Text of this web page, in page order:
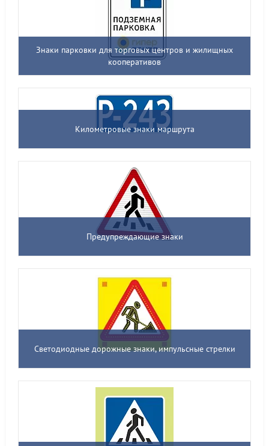
Знаки парковки для торговых центров и жилищных
кооперативов
Километровые знаки маршрута
Предупреждающие знаки
Светодиодные дорожные знаки, импульсные стрелки